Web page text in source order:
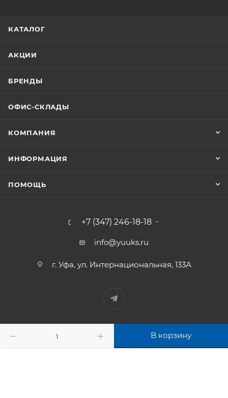
В корзину
КАТАЛОГ
АКЦИИ
БРЕНДЫ
ОФИС-СКЛАДЫ
КОМПАНИЯ
ИНФОРМАЦИЯ
ПОМОЩЬ
+7 (347) 246-18-18
info@yuuks.ru
г. Уфа, ул. Интернациональная, 133А